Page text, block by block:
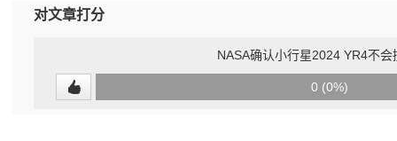
对文章打分
NASA确认小行星2024 YR4不会
0 (0%)